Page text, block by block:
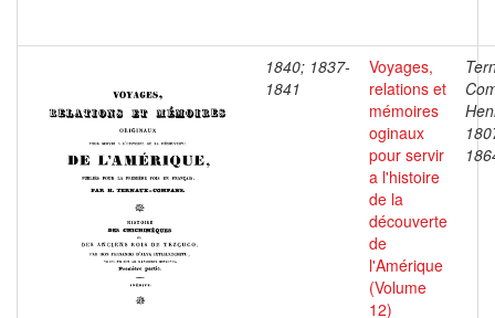
1840; 1837-
1841
Voyages,
relations et
mémoires
oginaux
pour servir
a l'histoire
de la
découverte
de
l'Amérique
(Volume
12)